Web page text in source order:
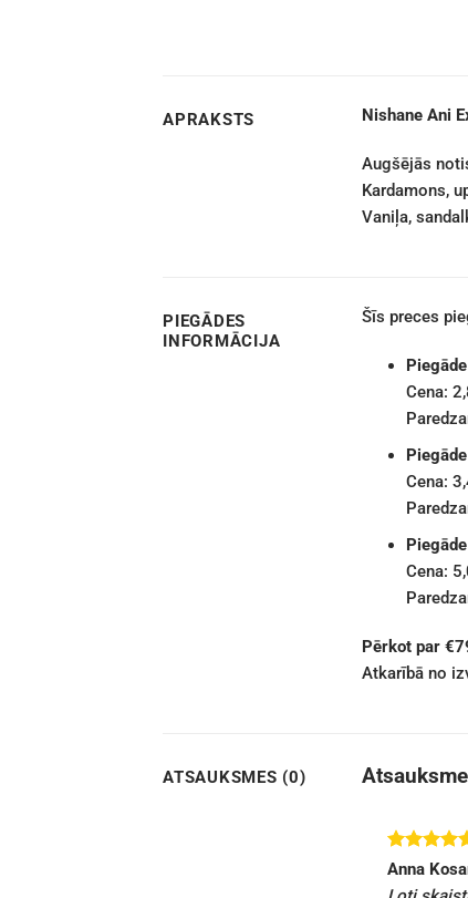
APRAKSTS Nishane Ani
Augšējās
Kardamons,
Vaniļa,
PIEGĀDES
INFORMĀCIJA
Šīs preces
Cena:
Cena:
Cena:
Pērkot par
Atkarībā no
ATSAUKSMES (0)
Novērtēts
Anna